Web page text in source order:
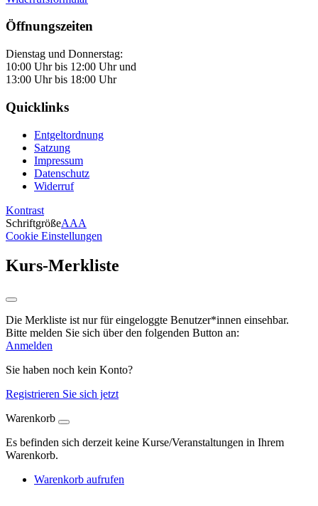
Öffnungszeiten
Dienstag und Donnerstag:
10:00 Uhr bis 12:00 Uhr und
13:00 Uhr bis 18:00 Uhr
Quicklinks
Entgeltordnung
Satzung
Impressum
Datenschutz
Widerruf
Kontrast
SchriftgrößeAAA
Cookie Einstellungen
Kurs-Merkliste
Die Merkliste ist nur für eingeloggte Benutzer*innen einsehbar.
Bitte melden Sie sich über den folgenden Button an:
Anmelden
Sie haben noch kein Konto?
Registrieren Sie sich jetzt
Warenkorb
Es befinden sich derzeit keine Kurse/Veranstaltungen in Ihrem
Warenkorb.
Warenkorb aufrufen